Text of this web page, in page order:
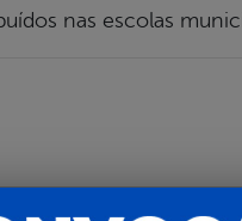
nas escolas